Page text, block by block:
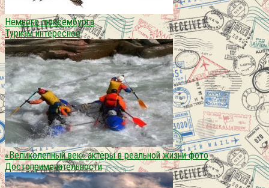
Немного люксембурга
Туризм интересное
«Великолепный век» актёры в реальной жизни фото
Достопримечательности